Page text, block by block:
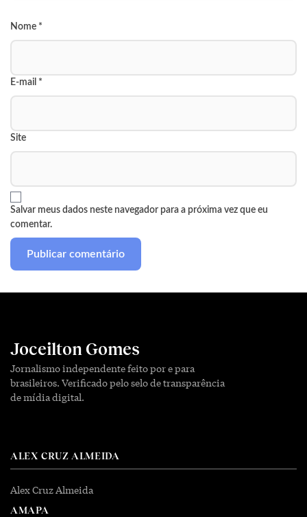
Nome *
E-mail *
Site
Salvar meus dados neste navegador para a próxima vez que eu
comentar.
Joceilton Gomes
Jornalismo independente feito por e para
brasileiros. Verificado pelo selo de transparência
de mídia digital.
ALEX CRUZ ALMEIDA
Alex Cruz Almeida
AMAPA